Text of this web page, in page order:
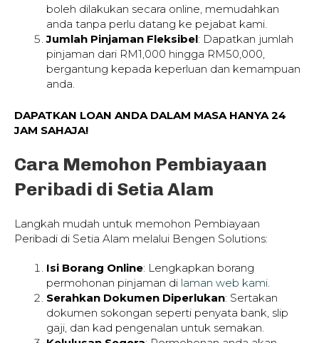
boleh dilakukan secara online, memudahkan
anda tanpa perlu datang ke pejabat kami.
Jumlah Pinjaman Fleksibel: Dapatkan jumlah
pinjaman dari RM1,000 hingga RM50,000,
bergantung kepada keperluan dan kemampuan
anda.
DAPATKAN LOAN ANDA DALAM MASA HANYA 24
JAM SAHAJA!
Cara Memohon Pembiayaan
Peribadi di Setia Alam
Langkah mudah untuk memohon Pembiayaan
Peribadi di Setia Alam melalui Bengen Solutions:
Isi Borang Online: Lengkapkan borang
permohonan pinjaman di laman web kami
Serahkan Dokumen Diperlukan: Sertakan
dokumen sokongan seperti penyata bank, slip
gaji, dan kad pengenalan untuk semakan.